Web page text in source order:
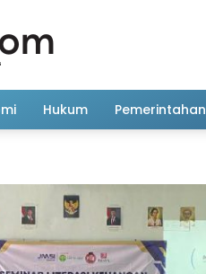
Hukum Pemerintahan